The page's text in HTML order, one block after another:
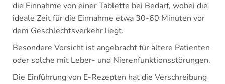
die Einnahme von einer Tablette bei Bedarf, wobei die
ideale Zeit für die Einnahme etwa 30-60 Minuten vor
dem Geschlechtsverkehr liegt.
Besondere Vorsicht ist angebracht für ältere Patienten
oder solche mit Leber- und Nierenfunktionsstörungen.
Die Einführung von E-Rezepten hat die Verschreibung